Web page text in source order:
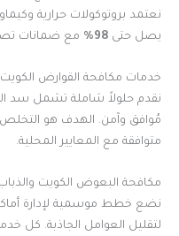
نعتمد بروتوكولات حرارية
يصل حتى 98% مع ضمانات
خدمات مكافحة القوارض
نقدم حلولاً شاملة تشمل سد
مُوافق وآمن. الهدف هو
متوافقة مع المعايير المحلية.
مكافحة البعوض الكويت
نضع خطط موسمية لإدارة
لتقليل العوامل الجاذبة. كل